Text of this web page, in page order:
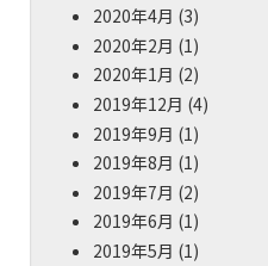
2020年4月 (3)
2020年2月 (1)
2020年1月 (2)
2019年12月 (4)
2019年9月 (1)
2019年8月 (1)
2019年7月 (2)
2019年6月 (1)
2019年5月 (1)